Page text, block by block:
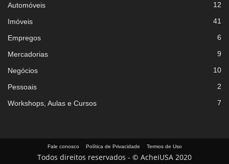
Automóveis 12
Imóveis 41
Empregos 6
Mercadorias 9
Negócios 10
Pessoais 2
Workshops, Aulas e Cursos 7
Fale conosco Política de Privacidade Termos de Uso
Todos direitos reservados - © AcheiUSA 2020